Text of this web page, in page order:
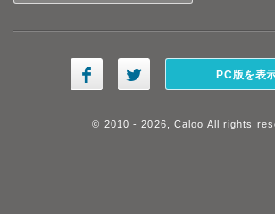
PC版を表
© 2010 - 2026, Caloo All rights